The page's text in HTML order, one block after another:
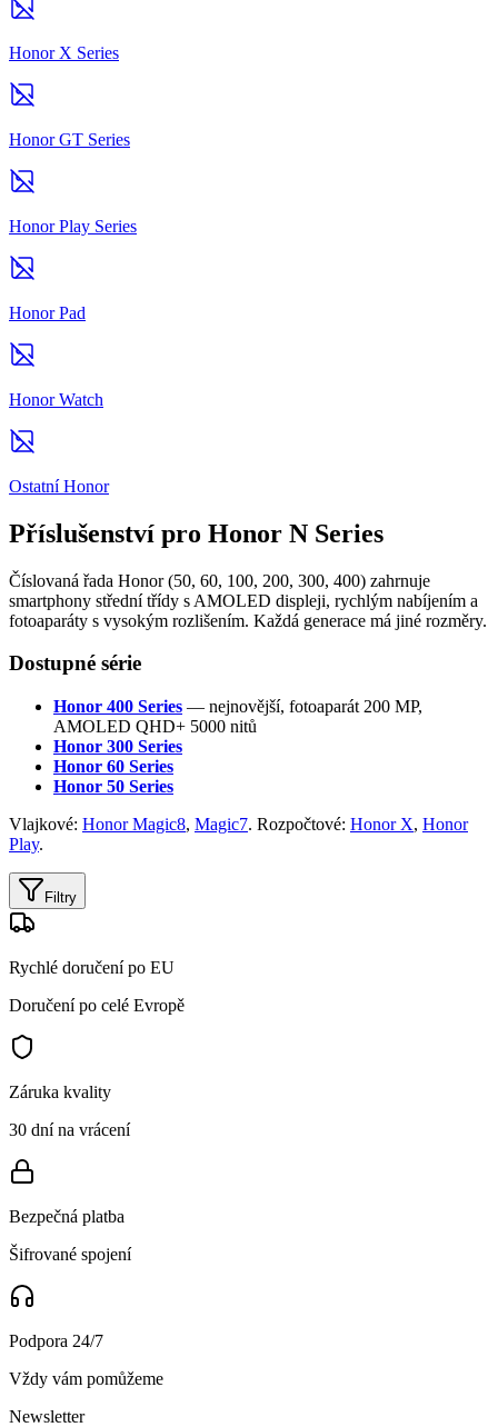
Honor X Series
Honor GT Series
Honor Play Series
Honor Pad
Honor Watch
Ostatní Honor
Příslušenství pro Honor N Series
Číslovaná řada Honor (50, 60, 100, 200, 300, 400) zahrnuje
smartphony střední třídy s AMOLED displeji, rychlým nabíjením a
fotoaparáty s vysokým rozlišením. Každá generace má jiné rozměry.
Dostupné série
Honor 400 Series — nejnovější, fotoaparát 200 MP,
AMOLED QHD+ 5000 nitů
Honor 300 Series
Honor 60 Series
Honor 50 Series
Vlajkové: Honor Magic8, Magic7. Rozpočtové: Honor X, Honor
Play.
Filtry
Rychlé doručení po EU
Doručení po celé Evropě
Záruka kvality
30 dní na vrácení
Bezpečná platba
Šifrované spojení
Podpora 24/7
Vždy vám pomůžeme
Newsletter